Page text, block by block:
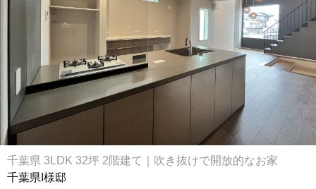
千葉県 3LDK 32坪 2階建て｜吹き抜けで開放的なお家
千葉県I様邸